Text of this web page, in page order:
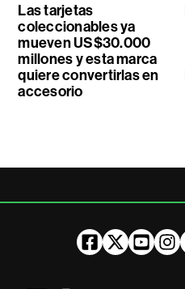
Las tarjetas
coleccionables ya
mueven US$30.000
millones y esta marca
quiere convertirlas en
accesorio